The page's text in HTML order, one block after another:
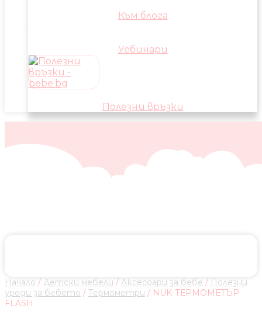
Към блога
Уебинари
Полезни връзки
Начало / Детски мебели / Аксесоари за бебе / Полезни
уреди за бебето / Термометри / NUK-ТЕРМОМЕТЪР
FLASH